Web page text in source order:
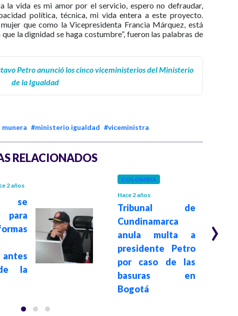
la vida es mi amor por el servicio, espero no defraudar,
política, técnica, mi vida entera a este proyecto.
que como la Vicepresidenta Francia Márquez, está
la dignidad se haga costumbre”, fueron las palabras de
Petro anunció los cinco viceministerios del Ministerio
de la Igualdad
munera #ministerio igualdad #viceministra
RELACIONADOS
2 años
se
antes
la
COLOMBIA
Hace 2 años
Tribunal de
Cundinamarca
anula multa a
presidente Petro
por caso de las
basuras en
Bogotá
›